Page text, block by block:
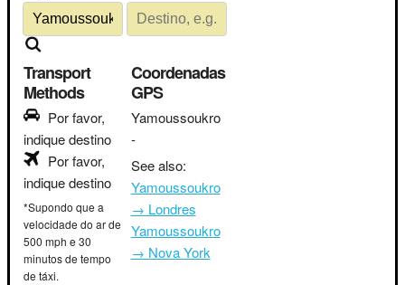
Transport
Methods
Por favor,
indique destino
Por favor,
indique destino
*Supondo que a
velocidade do ar de
500 mph e 30
minutos de tempo
de táxi.
Coordenadas
GPS
Yamoussoukro
-
See also:
Yamoussoukro
→ Londres
Yamoussoukro
→ Nova York